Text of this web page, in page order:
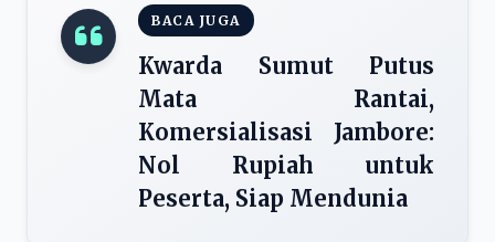
BACA JUGA
Kwarda Sumut Putus
Mata Rantai,
Komersialisasi Jambore:
Nol Rupiah untuk
Peserta, Siap Mendunia